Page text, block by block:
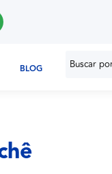
BLOG